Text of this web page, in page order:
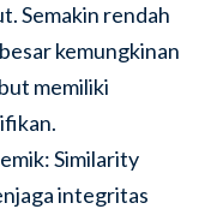
Semakin rendah
kemungkinan
memiliki
Similarity
integritas